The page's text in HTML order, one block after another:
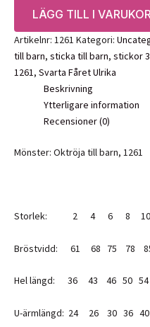
Oktröja
till
barn,
1261
LÄGG TILL I
Artikelnr: 1261 Kategori:
till barn, sticka till barn, stickor
1261, Svarta Fåret Ulrika
Beskrivning
Ytterligare information
Recensioner (0)
Mönster: Oktröja till barn, 1261
Storlek: 2 4 6 8 10
Bröstvidd: 61 68 75 78
Hel längd: 36 43 46 50 54
U-ärmlängd: 24 26 30 36 40